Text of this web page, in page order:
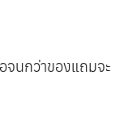
จนกว่าของแถมจะ